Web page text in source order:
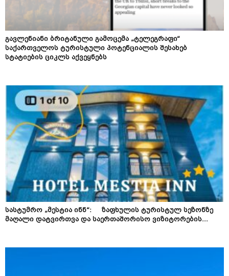
გავლენიანი ბრიტანული გამოცემა „ტელეგრაფი“
საქართველოს ტურისტული პოტენციალის შესახებ
სტატიების ციკლს აქვეყნებს
სასტუმრო „მესტია ინნ“: ზაფხულის ტურისტულ სეზონზე
მაღალი დატვირთვა და საერთაშორისო ვიზიტორების...